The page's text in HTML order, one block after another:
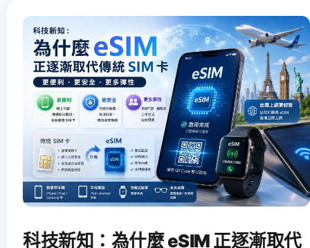
科技新知：為什麼 eSIM 正逐漸取代